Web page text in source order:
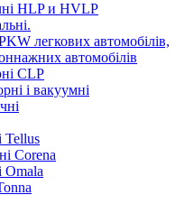
HLP и HVLP
легкових автомобілів,
автомобілів
CLP
і вакуумні
Tellus
Corena
Omala